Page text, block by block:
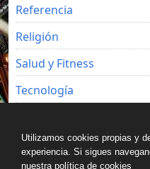
Referencia
Religión
Salud y Fitness
Tecnología
Utilizamos cookies propias y
experiencia. Si sigues
nuestra política de cookies